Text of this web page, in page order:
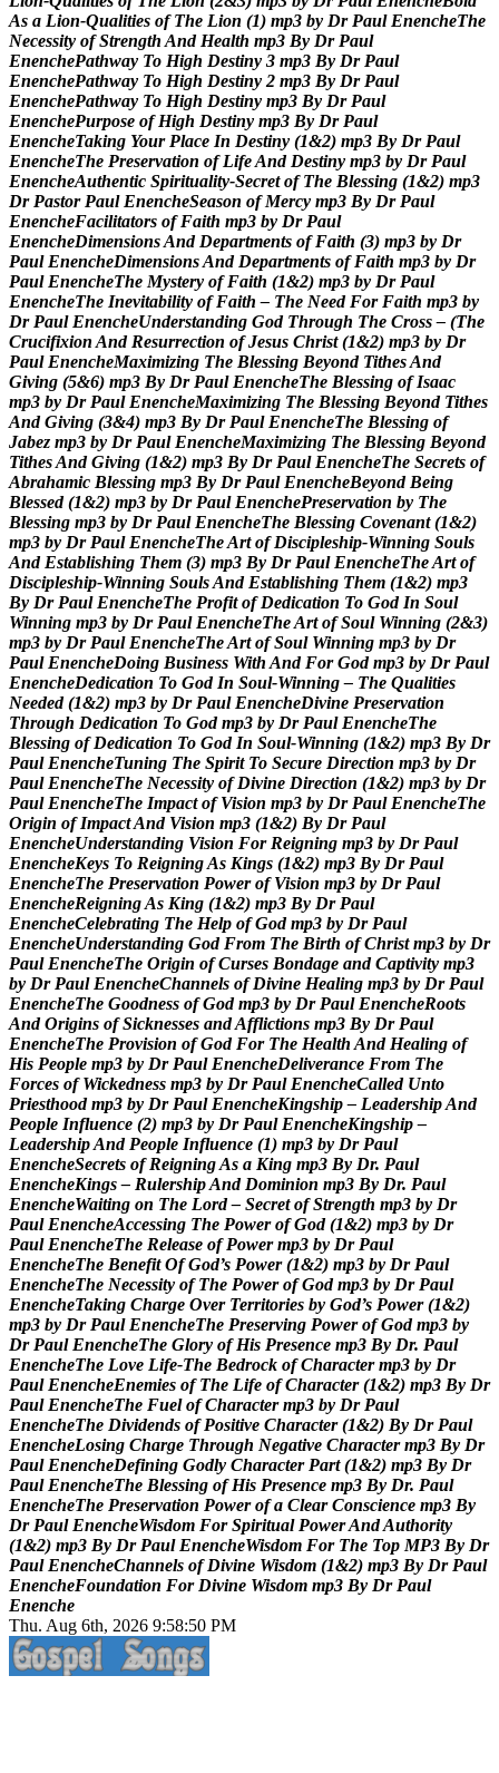
As a Lion-Qualities of The Lion (1) mp3 by Dr Paul EnencheThe
Necessity of Strength And Health mp3 By Dr Paul
EnenchePathway To High Destiny 3 mp3 By Dr Paul
EnenchePathway To High Destiny 2 mp3 By Dr Paul
EnenchePathway To High Destiny mp3 By Dr Paul
EnenchePurpose of High Destiny mp3 By Dr Paul
EnencheTaking Your Place In Destiny (1&2) mp3 By Dr Paul
EnencheThe Preservation of LifeAnd Destiny mp3 by Dr Paul
EnencheAuthentic Spirituality-Secret of The Blessing (1&2) mp3
Dr Pastor Paul EnencheSeason of Mercy mp3 By Dr Paul
EnencheFacilitators of Faith mp3 by Dr Paul
EnencheDimensionsAnd Departments of Faith (3) mp3 by Dr
Paul EnencheDimensionsAnd Departments of Faith mp3 by Dr
Paul EnencheThe Mystery of Faith (1&2) mp3 by Dr Paul
EnencheThe Inevitability of Faith – The Need For Faith mp3 by
Dr Paul EnencheUnderstanding God Through The Cross – (The
Crucifixion And Resurrection of Jesus Christ (1&2) mp3 by Dr
Paul EnencheMaximizing The Blessing Beyond TithesAnd
Giving (5&6) mp3 By Dr Paul EnencheThe Blessing of Isaac
mp3 by Dr Paul EnencheMaximizing The Blessing Beyond Tithes
And Giving (3&4) mp3 By Dr Paul EnencheThe Blessing of
Jabez mp3 by Dr Paul EnencheMaximizing The Blessing Beyond
TithesAnd Giving (1&2) mp3 By Dr Paul EnencheThe Secrets of
Abrahamic Blessing mp3 By Dr Paul EnencheBeyond Being
Blessed (1&2) mp3 by Dr Paul EnenchePreservation by The
Blessing mp3 by Dr Paul EnencheThe Blessing Covenant (1&2)
mp3 by Dr Paul EnencheTheArt of Discipleship-Winning Souls
And Establishing Them (3) mp3 By Dr Paul EnencheTheArt of
Discipleship-Winning SoulsAnd Establishing Them (1&2) mp3
By Dr Paul EnencheThe Profit of Dedication To God In Soul
Winning mp3 by Dr Paul EnencheTheArt of Soul Winning (2&3)
mp3 by Dr Paul EnencheTheArt of Soul Winning mp3 by Dr
Paul EnencheDoing Business With And For God mp3 by Dr Paul
EnencheDedication To God In Soul-Winning – The Qualities
Needed (1&2) mp3 by Dr Paul EnencheDivine Preservation
Through Dedication To God mp3 by Dr Paul EnencheThe
Blessing of Dedication To God In Soul-Winning (1&2) mp3 By Dr
Paul EnencheTuning The Spirit To Secure Direction mp3 by Dr
Paul EnencheThe Necessity of Divine Direction (1&2) mp3 by Dr
Paul EnencheThe Impact of Vision mp3 by Dr Paul EnencheThe
Origin of ImpactAnd Vision mp3 (1&2) By Dr Paul
EnencheUnderstanding Vision For Reigning mp3 by Dr Paul
EnencheKeys To ReigningAs Kings (1&2) mp3 By Dr Paul
EnencheThe Preservation Power of Vision mp3 by Dr Paul
EnencheReigningAs King (1&2) mp3 By Dr Paul
EnencheCelebrating The Help of God mp3 by Dr Paul
EnencheUnderstanding God From The Birth of Christ mp3 by Dr
Paul EnencheThe Origin of Curses Bondage and Captivity mp3
by Dr Paul EnencheChannels of Divine Healing mp3 by Dr Paul
EnencheThe Goodness of God mp3 by Dr Paul EnencheRoots
And Origins of Sicknesses andAfflictions mp3 By Dr Paul
EnencheThe Provision of God For The Health And Healing of
His People mp3 by Dr Paul EnencheDeliverance From The
Forces of Wickedness mp3 by Dr Paul EnencheCalled Unto
Priesthood mp3 by Dr Paul EnencheKingship – LeadershipAnd
People Influence (2) mp3 by Dr Paul EnencheKingship –
LeadershipAnd People Influence (1) mp3 by Dr Paul
EnencheSecrets of ReigningAs a King mp3 By Dr. Paul
EnencheKings – RulershipAnd Dominion mp3 By Dr. Paul
EnencheWaiting on The Lord – Secret of Strength mp3 by Dr
Paul EnencheAccessing The Power of God (1&2) mp3 by Dr
Paul EnencheThe Release of Power mp3 by Dr Paul
EnencheThe Benefit Of God’s Power (1&2) mp3 by Dr Paul
EnencheThe Necessity of The Power of God mp3 by Dr Paul
EnencheTaking Charge Over Territories by God’s Power (1&2)
mp3 by Dr Paul EnencheThe Preserving Power of God mp3 by
Dr Paul EnencheThe Glory of His Presence mp3 By Dr. Paul
EnencheThe Love Life-The Bedrock of Character mp3 by Dr
Paul EnencheEnemies of The Life of Character (1&2) mp3 By Dr
Paul EnencheThe Fuel of Character mp3 by Dr Paul
EnencheThe Dividends of Positive Character (1&2) By Dr Paul
EnencheLosing Charge Through Negative Character mp3 By Dr
Paul EnencheDefining Godly Character Part (1&2) mp3 By Dr
Paul EnencheThe Blessing of His Presence mp3 By Dr. Paul
EnencheThe Preservation Power of a Clear Conscience mp3 By
Dr Paul EnencheWisdom For Spiritual PowerAndAuthority
(1&2) mp3 By Dr Paul EnencheWisdom For The Top MP3 By Dr
Paul EnencheChannels of Divine Wisdom (1&2) mp3 By Dr Paul
EnencheFoundation For Divine Wisdom mp3 By Dr Paul
Enenche
Thu. Aug 6th, 2026 9:58:51 PM